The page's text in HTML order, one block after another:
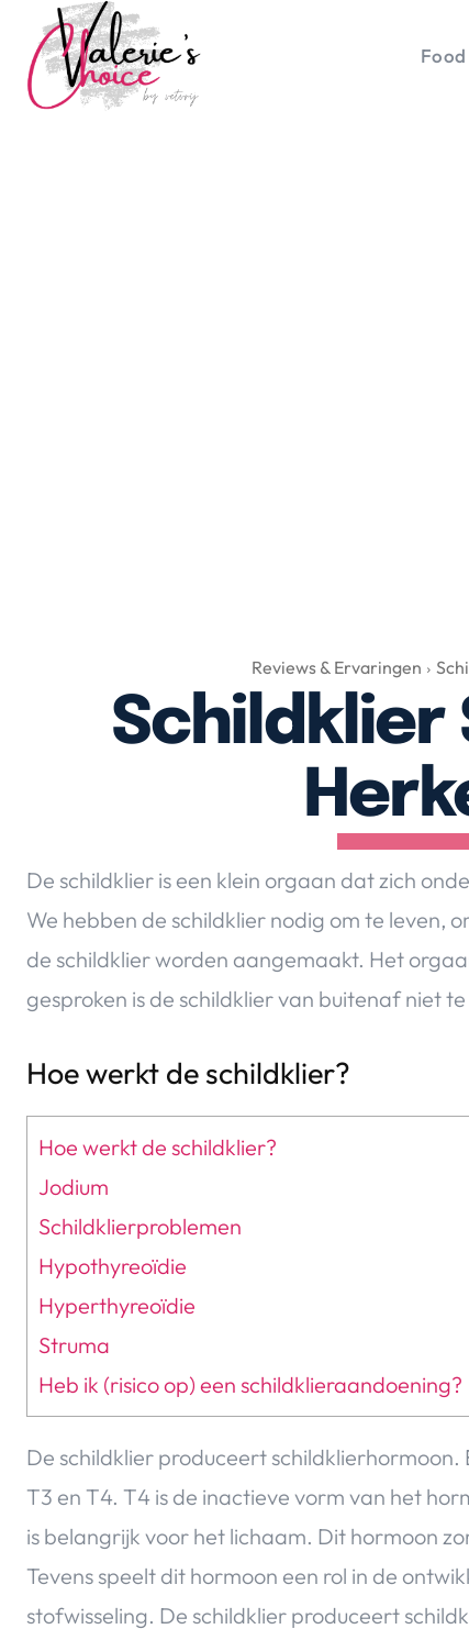
Reviews & Ervaringen
Schildklier
De schildklier is een klein orgaan dat zich
We hebben de schildklier nodig om te leven,
de schildklier worden aangemaakt. Het
gesproken is de schildklier van buitenaf niet te
Hoe werkt de schildklier?
Hoe werkt de schildklier?
Jodium
Schildklierproblemen
Hypothyreoïdie
Hyperthyreoïdie
Struma
Heb ik (risico op) een schildklieraandoening?
De schildklier produceert schildklierhormoon.
T3 en T4. T4 is de inactieve vorm van het
is belangrijk voor het lichaam. Dit hormoon
Tevens speelt dit hormoon een rol in de
stofwisseling. De schildklier produceert